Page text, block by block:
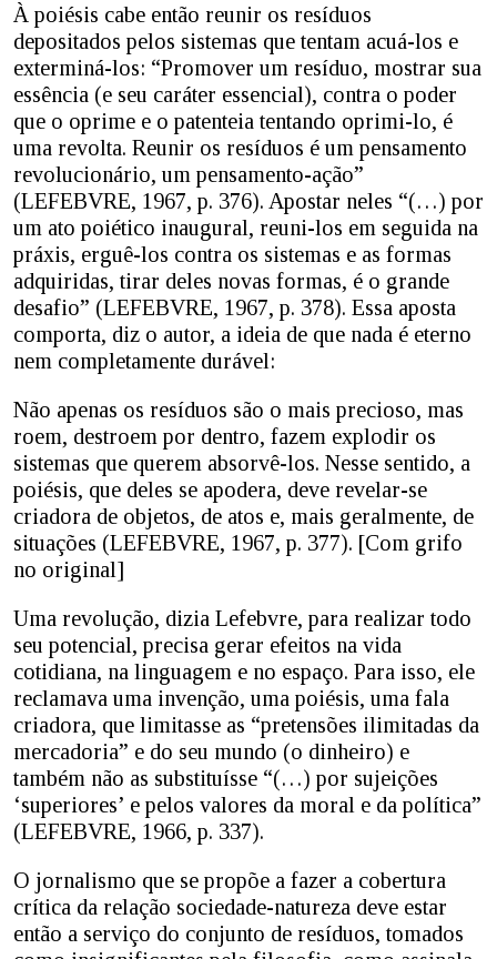
À poiésis cabe então reunir os resíduos
depositados pelos sistemas que tentam acuá-los e
exterminá-los: “Promover um resíduo, mostrar sua
essência (e seu caráter essencial), contra o poder
que o oprime e o patenteia tentando oprimi-lo, é
uma revolta. Reunir os resíduos é um pensamento
revolucionário, um pensamento-ação”
(LEFEBVRE, 1967, p. 376). Apostar neles “(…) por
um ato poiético inaugural, reuni-los em seguida na
práxis, erguê-los contra os sistemas e as formas
adquiridas, tirar deles novas formas, é o grande
desafio” (LEFEBVRE, 1967, p. 378). Essa aposta
comporta, diz o autor, a ideia de que nada é eterno
nem completamente durável:
Não apenas os resíduos são o mais precioso, mas
roem, destroem por dentro, fazem explodir os
sistemas que querem absorvê-los. Nesse sentido, a
poiésis, que deles se apodera, deve revelar-se
criadora de objetos, de atos e, mais geralmente, de
situações (LEFEBVRE, 1967, p. 377). [Com grifo
no original]
Uma revolução, dizia Lefebvre, para realizar todo
seu potencial, precisa gerar efeitos na vida
cotidiana, na linguagem e no espaço. Para isso, ele
reclamava uma invenção, uma poiésis, uma fala
criadora, que limitasse as “pretensões ilimitadas da
mercadoria” e do seu mundo (o dinheiro) e
também não as substituísse “(…) por sujeições
‘superiores’ e pelos valores da moral e da política”
(LEFEBVRE, 1966, p. 337).
O jornalismo que se propõe a fazer a cobertura
crítica da relação sociedade-natureza deve estar
então a serviço do conjunto de resíduos, tomados